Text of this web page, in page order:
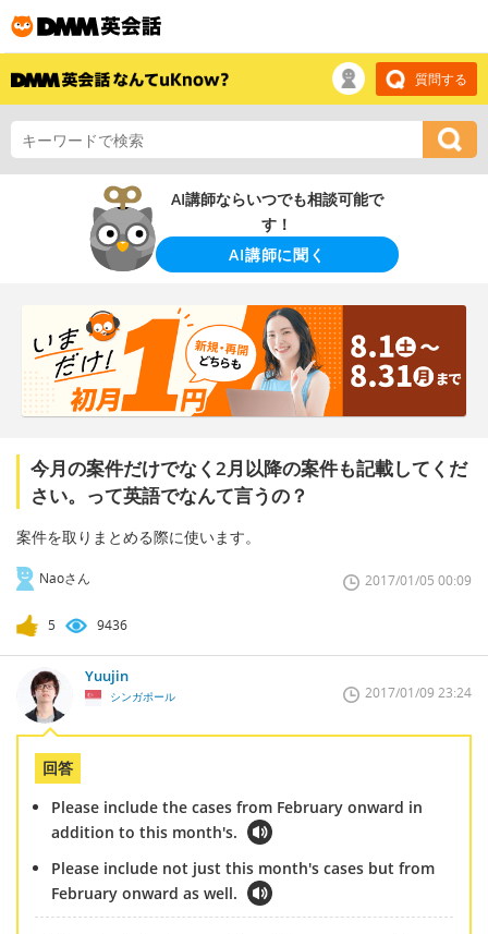
質問する
AI講師ならいつでも相談可能で
す！
AI講師に聞く
今月の案件だけでなく2月以降の案件も記載してくだ
さい。って英語でなんて言うの？
案件を取りまとめる際に使います。
Naoさん 2017/01/05 00:09
5 9436
Yuujin
シンガポール 2017/01/09 23:24
回答
Please include the cases from February onward in
addition to this month's.
Please include not just this month's cases but from
February onward as well.